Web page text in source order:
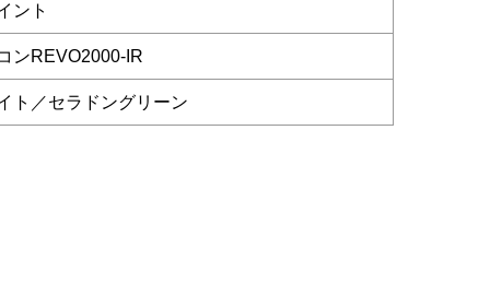
ント
ンREVO2000-IR
ト／セラドングリーン